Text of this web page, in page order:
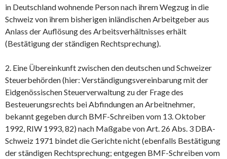
in Deutschland wohnende Person nach ihrem Wegzug in die
Schweiz von ihrem bisherigen inländischen Arbeitgeber aus
Anlass der Auflösung des Arbeitsverhältnisses erhält
(Bestätigung der ständigen Rechtsprechung).
2. Eine Übereinkunft zwischen den deutschen und Schweizer
Steuerbehörden (hier: Verständigungsvereinbarung mit der
Eidgenössischen Steuerverwaltung zu der Frage des
Besteuerungsrechts bei Abfindungen an Arbeitnehmer,
bekannt gegeben durch BMF-Schreiben vom 13. Oktober
1992, RIW 1993, 82) nach Maßgabe von Art. 26 Abs. 3 DBA-
Schweiz 1971 bindet die Gerichte nicht (ebenfalls Bestätigung
der ständigen Rechtsprechung; entgegen BMF-Schreiben vom